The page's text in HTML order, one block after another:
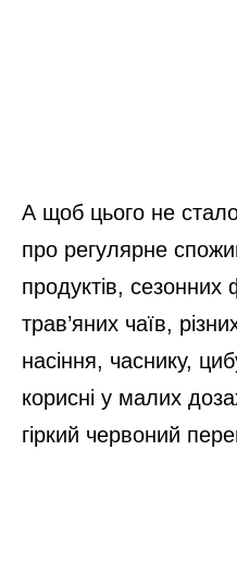
А щоб цього не
про регулярне
продуктів, сезонних
трав’яних чаїв,
насіння, часнику,
корисні у малих
гіркий червоний